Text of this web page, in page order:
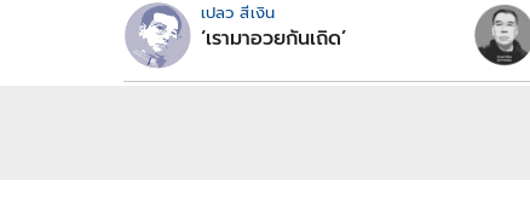
เปลว สีเงิน
‘เรามาอวยกันเถิด’